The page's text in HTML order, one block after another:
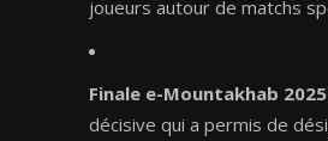
joueurs autour de matchs
Finale e-Mountakhab 2025
décisive qui a permis de